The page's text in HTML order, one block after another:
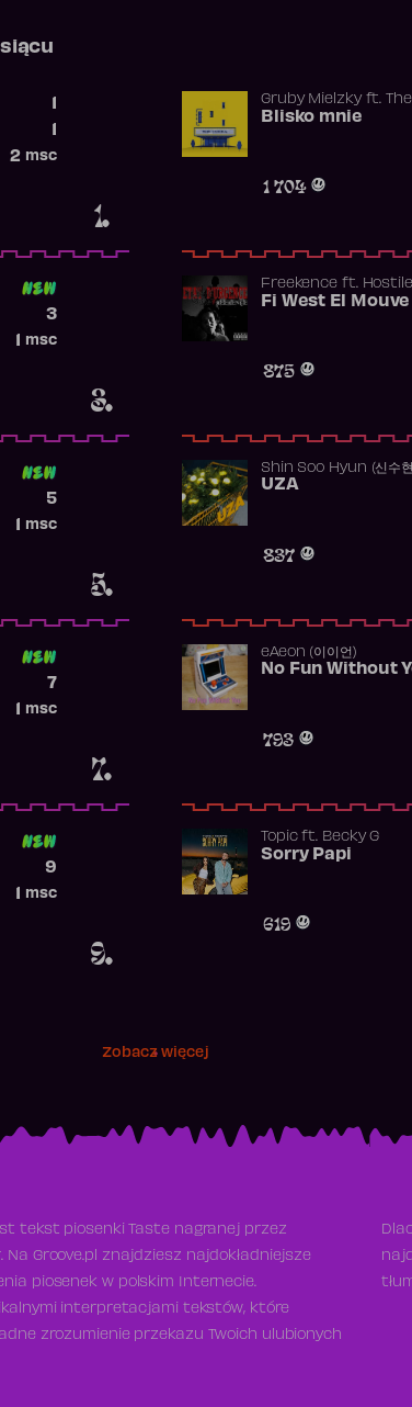
1.
2 msc
Gruby Mielzkyft.
Blisko mnie
1 704
3.
3
msc
Freekence ft. Hostile
875
5.
5
msc
Shin Soo Hyun (신수
UZA
837
7.
7
msc
​eAeon (이이언)
No Fun Without
793
9.
9
msc
Topicft. Becky G
Sorry Papi
619
Zobacz więcej
tekst piosenki Taste nagranej przez
Groove.pl znajdziesz najdokładniejsze
piosenek w polskim Internecie.
interpretacjami tekstów, które
zrozumienie przekazu Twoich ulubionych